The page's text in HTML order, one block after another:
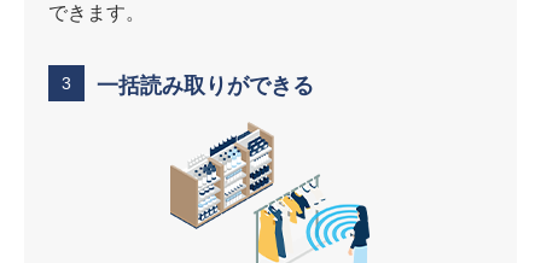
できます。
3 一括読み取りができる